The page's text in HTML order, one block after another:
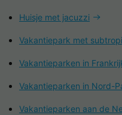
Huisje met jacuzzi
Vakantiepark met
Vakantieparken in
Vakantieparken in Nord-
Vakantieparken aan de